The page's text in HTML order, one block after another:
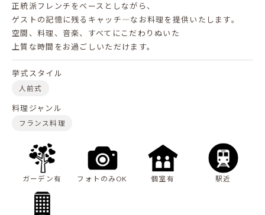
正統派フレンチをベースとしながら、
ゲストの記憶に残るキャッチ―なお料理を提供いたします。
空間、料理、音楽、すべてにこだわりぬいた
上質な時間をお過ごしいただけます。
挙式スタイル
人前式
料理ジャンル
フランス料理
ガーデン有 フォトのみOK 個室有 駅近